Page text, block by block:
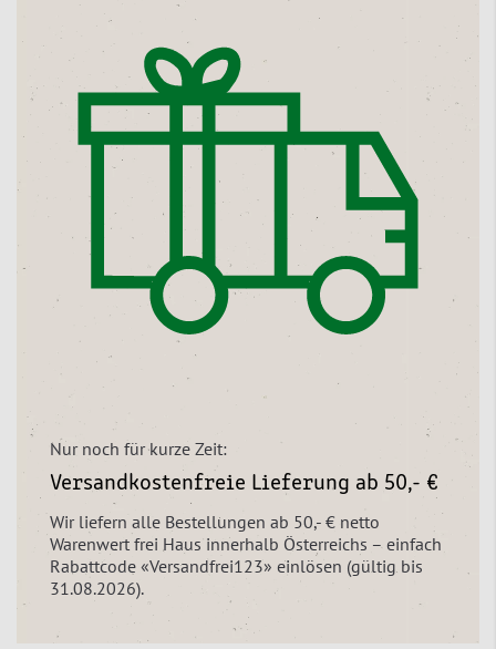
Nur noch für kurze Zeit:
Versandkostenfreie Lieferung ab 50,- €
Wir liefern alle Bestellungen ab 50,- € netto
Warenwert frei Haus innerhalb Österreichs – einfach
Rabattcode «Versandfrei123» einlösen (gültig bis
31.08.2026).